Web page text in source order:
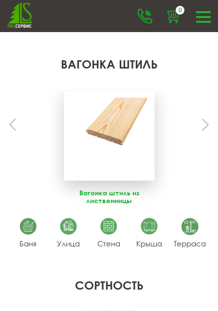
0
ВАГОНКА ШТИЛЬ
Вагонка штиль из
лиственницы
Баня Улица Стена Крыша Терраса
СОРТНОСТЬ